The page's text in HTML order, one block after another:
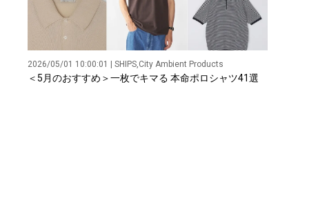
2026/05/01 10:00:01 | SHIPS,City Ambient Products
＜5月のおすすめ＞一枚でキマる 本命ポロシャツ41選